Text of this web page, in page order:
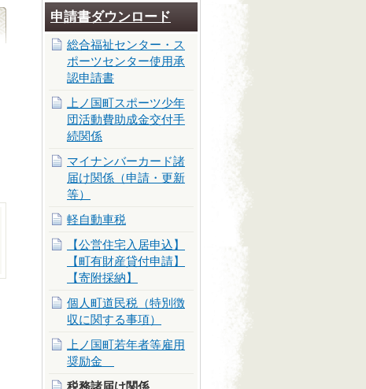
申請書ダウンロード
総合福祉センター・ス
ポーツセンター使用承
認申請書
上ノ国町スポーツ少年
団活動費助成金交付手
続関係
マイナンバーカード諸
届け関係（申請・更新
等）
軽自動車税
【公営住宅入居申込】
【町有財産貸付申請】
【寄附採納】
個人町道民税（特別徴
収に関する事項）
上ノ国町若年者等雇用
奨励金
税務諸届け関係